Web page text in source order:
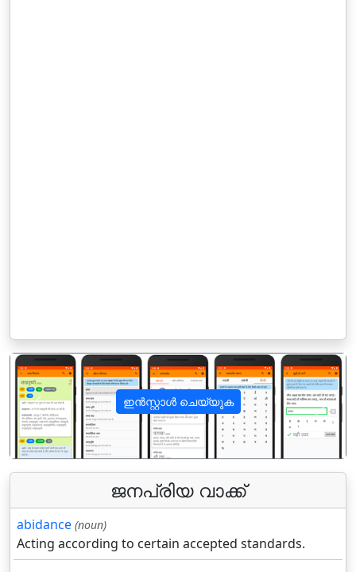
ഇൻസ്റ്റാൾ ചെയ്യുക
पिछला अगला
ജനപ്രിയ വാക്ക്
abidance (noun)
Acting according to certain accepted standards.